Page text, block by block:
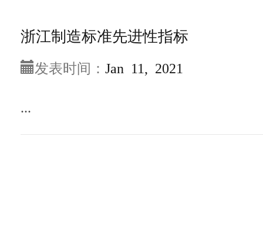
浙江制造标准先进性指标
发表时间： Jan 11, 2021
...